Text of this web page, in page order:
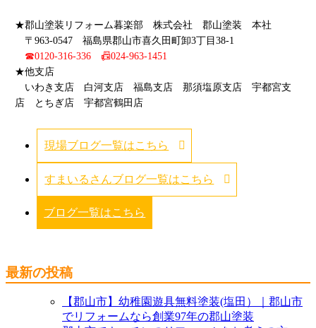
★郡山塗装リフォーム暮楽部 株式会社 郡山塗装 本社
〒963-0547 福島県郡山市喜久田町卸3丁目38-1
☎0120-316-336 📠024-963-1451
★他支店
いわき支店 白河支店 福島支店 那須塩原支店 宇都宮支
店 とちぎ店 宇都宮鶴田店
現場ブログ一覧はこちら
すまいるさんブログ一覧はこちら
ブログ一覧はこちら
最新の投稿
【郡山市】幼稚園遊具無料塗装(塩田）｜郡山市
でリフォームなら創業97年の郡山塗装